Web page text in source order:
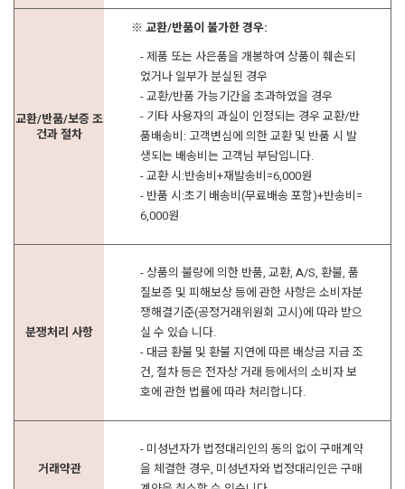
교환/반품/보증 조
건과 절차
※ 교환/반품이 불가한 경우:
- 제품 또는 사은품을 개봉하여 상품이 훼손되
었거나 일부가 분실된 경우
- 교환/반품 가능기간을 초과하였을 경우
- 기타 사용자의 과실이 인정되는 경우 교환/반
품배송비: 고객변심에 의한 교환 및 반품 시 발
생되는 배송비는 고객님 부담입니다.
- 교환 시:반송비+재발송비=6,000원
- 반품 시:초기 배송비(무료배송 포함)+반송비=
6,000원
분쟁처리 사항
- 상품의 불량에 의한 반품, 교환, A/S, 환불, 품
질보증 및 피해보상 등에 관한 사항은 소비자분
쟁해결기준(공정거래위원회 고시)에 따라 받으
실 수 있습 니다.
- 대금 환불 및 환불 지연에 따른 배상금 지급 조
건, 절차 등은 전자상 거래 등에서의 소비자 보
호에 관한 법률에 따라 처리합니다.
거래약관
- 미성년자가 법정대리인의 동의 없이 구매계약
을 체결한 경우, 미성년자와 법정대리인은 구매